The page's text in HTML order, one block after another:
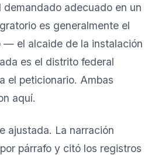
demandado adecuado en un
es generalmente el
— el alcaide de la instalación
es el distrito federal
el peticionario. Ambas
aquí.
ajustada. La narración
párrafo y citó los registros